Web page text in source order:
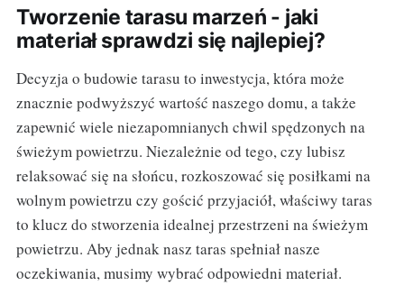
Tworzenie tarasu marzeń - jaki
materiał sprawdzi się najlepiej?
Decyzja o budowie tarasu to inwestycja, która może
znacznie podwyższyć wartość naszego domu, a także
zapewnić wiele niezapomnianych chwil spędzonych na
świeżym powietrzu. Niezależnie od tego, czy lubisz
relaksować się na słońcu, rozkoszować się posiłkami na
wolnym powietrzu czy gościć przyjaciół, właściwy taras
to klucz do stworzenia idealnej przestrzeni na świeżym
powietrzu. Aby jednak nasz taras spełniał nasze
oczekiwania, musimy wybrać odpowiedni materiał.